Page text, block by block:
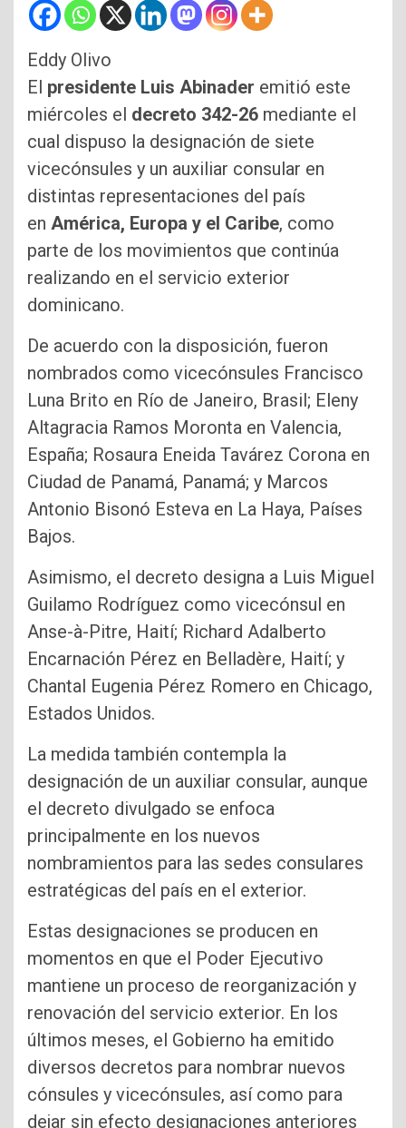
Eddy Olivo
El presidente Luis Abinader emitió este
miércoles el decreto 342-26 mediante el
cual dispuso la designación de siete
vicecónsules y un auxiliar consular en
distintas representaciones del país
en América, Europa y el Caribe, como
parte de los movimientos que continúa
realizando en el servicio exterior
dominicano.
De acuerdo con la disposición, fueron
nombrados como vicecónsules Francisco
Luna Brito en Río de Janeiro, Brasil; Eleny
Altagracia Ramos Moronta en Valencia,
España; Rosaura Eneida Tavárez Corona en
Ciudad de Panamá, Panamá; y Marcos
Antonio Bisonó Esteva en La Haya, Países
Bajos.
Asimismo, el decreto designa a Luis Miguel
Guilamo Rodríguez como vicecónsul en
Anse-à-Pitre, Haití; Richard Adalberto
Encarnación Pérez en Belladère, Haití; y
Chantal Eugenia Pérez Romero en Chicago,
Estados Unidos.
La medida también contempla la
designación de un auxiliar consular, aunque
el decreto divulgado se enfoca
principalmente en los nuevos
nombramientos para las sedes consulares
estratégicas del país en el exterior.
Estas designaciones se producen en
momentos en que el Poder Ejecutivo
mantiene un proceso de reorganización y
renovación del servicio exterior. En los
últimos meses, el Gobierno ha emitido
diversos decretos para nombrar nuevos
cónsules y vicecónsules, así como para
dejar sin efecto designaciones anteriores